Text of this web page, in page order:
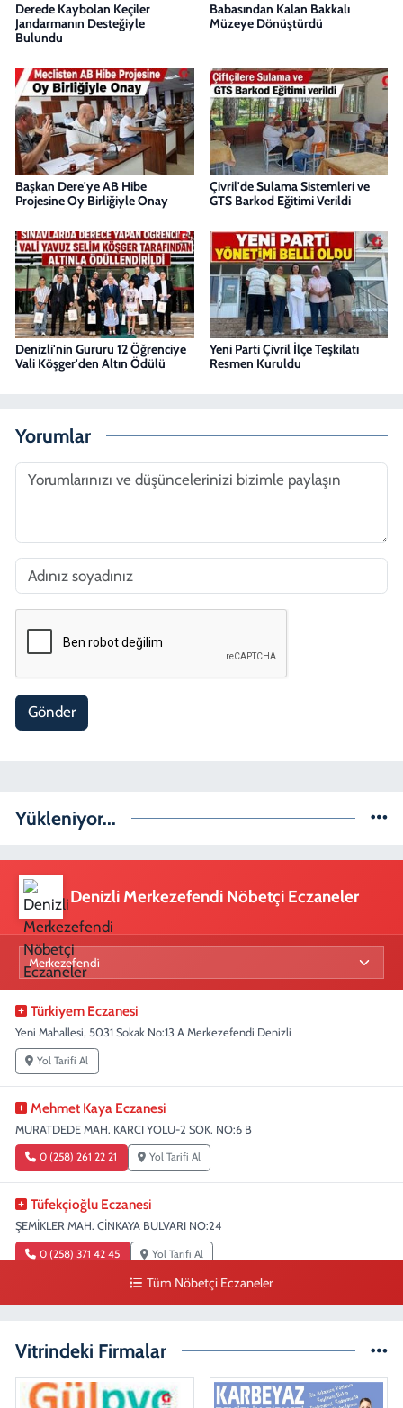
Derede Kaybolan Keçiler
Jandarmanın Desteğiyle
Bulundu
Babasından Kalan Bakkalı
Müzeye Dönüştürdü
Başkan Dere'ye AB Hibe
Projesine Oy Birliğiyle Onay
Çivril'de Sulama Sistemleri ve
GTS Barkod Eğitimi Verildi
Denizli'nin Gururu 12 Öğrenciye
Vali Köşger'den Altın Ödülü
Yeni Parti Çivril İlçe Teşkilatı
Resmen Kuruldu
Yorumlar
Gönder
Yükleniyor...
Denizli Merkezefendi Nöbetçi Eczaneler
Türkiyem Eczanesi
Yeni Mahallesi, 5031 Sokak No:13 A Merkezefendi Denizli
Yol Tarifi Al
Mehmet Kaya Eczanesi
MURATDEDE MAH. KARCI YOLU-2 SOK. NO:6 B
0 (258) 261 22 21 Yol Tarifi Al
Tüfekçioğlu Eczanesi
ŞEMİKLER MAH. CİNKAYA BULVARI NO:24
0 (258) 371 42 45 Yol Tarifi Al
Tüm Nöbetçi Eczaneler
Vitrindeki Firmalar